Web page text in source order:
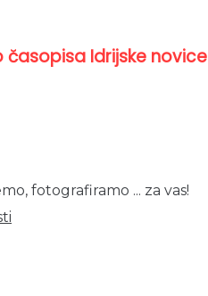
časopisa Idrijske novice
fotografiramo ... za vas!